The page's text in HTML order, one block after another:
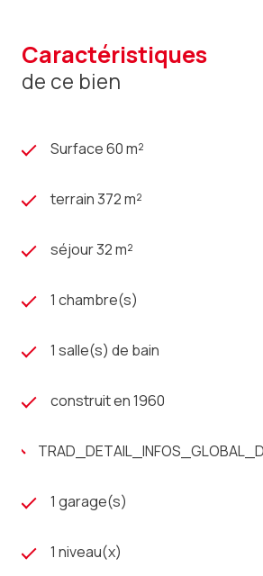
caractéristiques
de ce bien
Surface 60 m²
terrain 372 m²
séjour 32 m²
1 chambre(s)
1 salle(s) de bain
construit en 1960
1 garage(s)
1 niveau(x)